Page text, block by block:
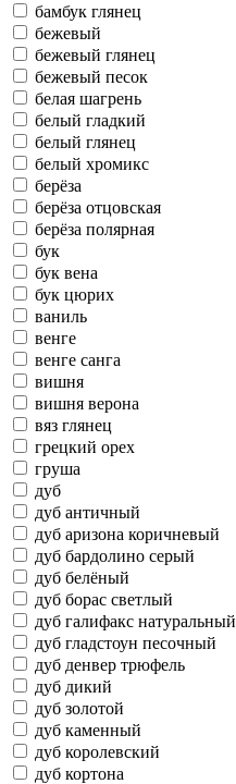
бамбук глянец
бежевый
бежевый глянец
бежевый песок
белая шагрень
белый гладкий
белый глянец
белый хромикс
берёза
берёза отцовская
берёза полярная
бук
бук вена
бук цюрих
ваниль
венге
венге санга
вишня
вишня верона
вяз глянец
грецкий орех
груша
дуб
дуб античный
дуб аризона коричневый
дуб бардолино серый
дуб белёный
дуб борас светлый
дуб галифакс натуральный
дуб гладстоун песочный
дуб денвер трюфель
дуб дикий
дуб золотой
дуб каменный
дуб королевский
дуб кортона